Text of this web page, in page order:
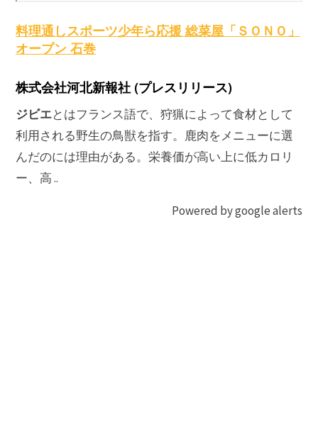
料理通しスポーツ少年ら応援 総菜屋「ＳＯＮＯ」
オープン 石巻
株式会社河北新報社 (プレスリリース)
ジビエとはフランス語で、狩猟によって食材として
利用される野生の鳥獣を指す。鹿肉をメニューに選
んだのには理由がある。栄養価が高い上に低カロリ
ー、高 ..
Powered by google alerts